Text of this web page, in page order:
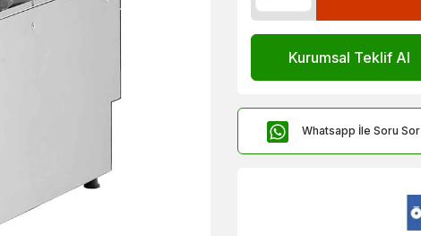
Kurumsal Teklif Al
Whatsapp İle Soru Sor